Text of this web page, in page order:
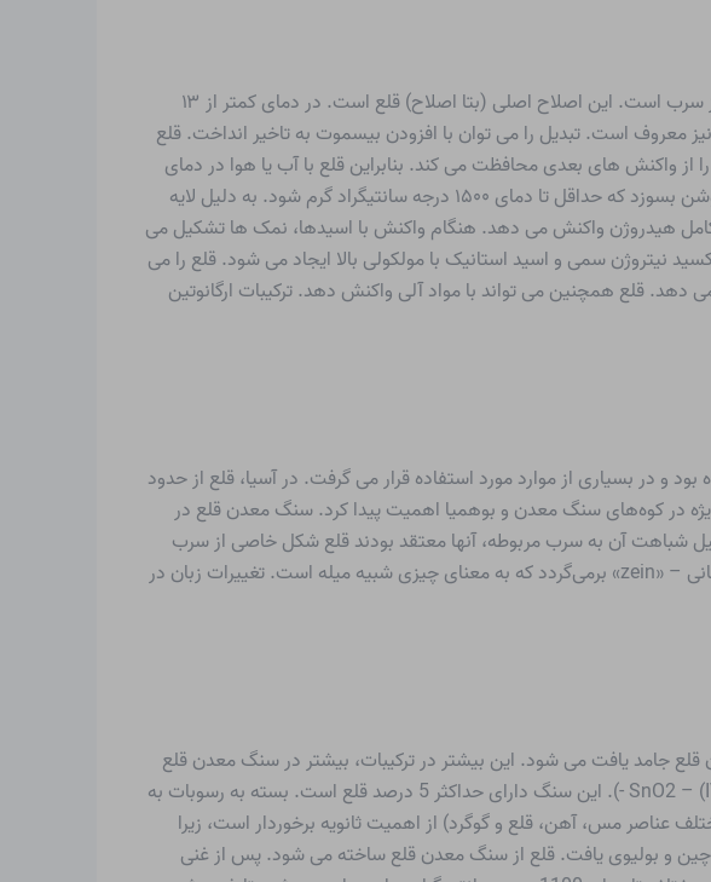
قلع فلزی نرم، بسیار انعطاف پذیر و به راحتی ریخته گری است که دارای رنگ سفید نقره ای است. سخت تر از سرب است. این اصلاح اصلی (بتا اصلاح) قلع است. در دمای کمتر از ۱۳
معروف است. تبدیل را می توان با افزودن بیسموت به تاخیر انداخت. قلع
از واکنش های بعدی محافظت می کند. بنابراین قلع با آب یا هوا در دمای
اتاق واکنش نمی دهد. قلع تنها در صورتی می تواند با اکسیژن موجود در هوا واکنش دهد و با شعله سفید روشن بسوزد که حداقل تا دمای ۱۵۰۰ درجه سانتیگراد گرم شود. به دلیل لایه
تکامل هیدروژن واکنش می دهد. هنگام واکنش با اسیدها، نمک ها تشکیل می
نیتروژن سمی و اسید استانیک با مولکولی بالا ایجاد می شود. قلع را می
دهد. قلع همچنین می تواند با مواد آلی واکنش دهد. ترکیبات ارگانوتین
و در بسیاری از موارد مورد استفاده قرار می گرفت. در آسیا، قلع از حدود
ویژه در کوه‌های سنگ معدن و بوهمیا اهمیت پیدا کرد. سنگ معدن قلع در
شباهت آن به سرب مربوطه، آنها معتقد بودند قلع شکل خاصی از سرب
است. بنابراین آنها فلز را “سرب سفید” – “آلبوم plumbum” نامیدند. اصطلاح tin به یک اصطلاح قدیمی آلمانی – «zein» برمی‌گردد که به معنای چیزی شبیه میله است. تغییرات زبان در
جامد یافت می شود. این بیشتر در ترکیبات، بیشتر در سنگ معدن قلع
رخ می دهد. سنگ معدن مهم قلع سنگ قلع یا کاسیتریت است (سنگ مایل به قرمز متشکل از اکسید قلع (IV) – SnO2 -). این سنگ دارای حداکثر 5 درصد قلع است. بسته به رسوبات به
عناصر مس، آهن، قلع و گوگرد) از اهمیت ثانویه برخوردار است، زیرا
چین و بولیوی یافت. قلع از سنگ معدن قلع ساخته می شود. پس از غنی